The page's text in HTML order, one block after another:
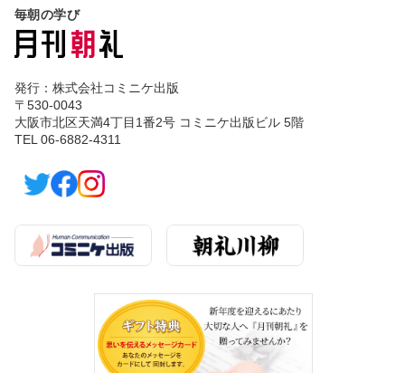
毎朝の学び
発行：株式会社コミニケ出版
〒530-0043
大阪市北区天満4丁目1番2号 コミニケ出版ビル 5階
TEL 06-6882-4311